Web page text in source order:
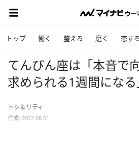
トップ 働く 整える 磨く 恋する
てんびん座は「本音で
求められる1週間になる
トシ＆リティ
作成: 2022.08.01